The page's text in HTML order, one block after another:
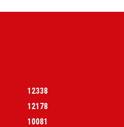
12338
12178
10081